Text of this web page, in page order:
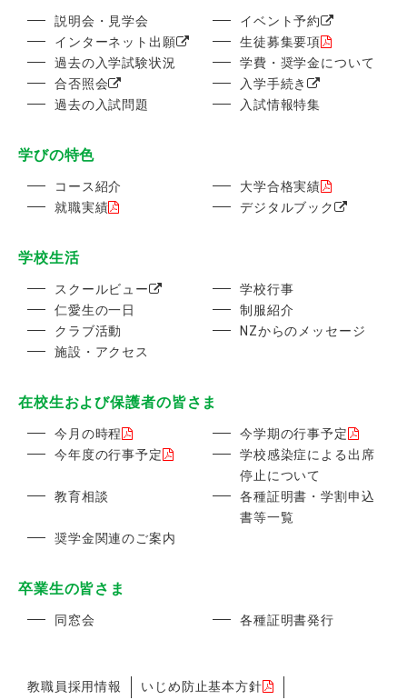
説明会・見学会
イベント予約
インターネット出願
生徒募集要項
過去の入学試験状況
学費・奨学金について
合否照会
入学手続き
過去の入試問題
入試情報特集
学びの特色
コース紹介
大学合格実績
就職実績
デジタルブック
学校生活
スクールビュー
学校行事
仁愛生の一日
制服紹介
クラブ活動
NZからのメッセージ
施設・アクセス
在校生および保護者の皆さま
今月の時程
今学期の行事予定
今年度の行事予定
学校感染症による出席
停止について
教育相談
各種証明書・学割申込
書等一覧
奨学金関連のご案内
卒業生の皆さま
同窓会 各種証明書発行
教職員採用情報 いじめ防止基本方針